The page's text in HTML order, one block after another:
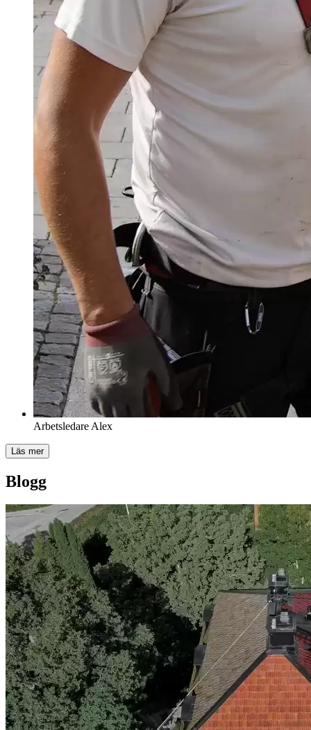
Arbetsledare Alex
Läs mer
Blogg